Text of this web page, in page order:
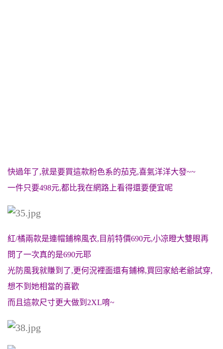
快過年了,就是要買這款粉色系的茄克,喜氣洋洋大發~~
一件只要498元,都比我在網路上看得還要便宜呢
紅/橘兩款是連帽鋪棉風衣,目前特價690元,小凉瞪大雙眼再
問了一次真的是690元耶
光防風我就賺到了,更何況裡面還有鋪棉,買回家給老爺試穿,
想不到她相當的喜歡
而且這款尺寸更大做到2XL唷~